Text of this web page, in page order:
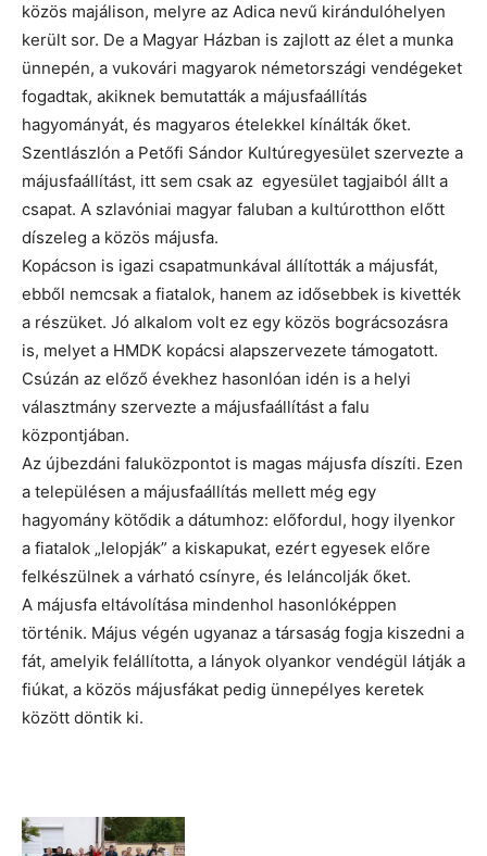
közös majálison, melyre az Adica nevű kirándulóhelyen
került sor. De a Magyar Házban is zajlott az élet a munka
ünnepén, a vukovári magyarok németországi vendégeket
fogadtak, akiknek bemutatták a májusfaállítás
hagyományát, és magyaros ételekkel kínálták őket.
Szentlászlón a Petőfi Sándor Kultúregyesület szervezte a
májusfaállítást, itt sem csak az egyesület tagjaiból állt a
csapat. A szlavóniai magyar faluban a kultúrotthon előtt
díszeleg a közös májusfa.
Kopácson is igazi csapatmunkával állították a májusfát,
ebből nemcsak a fiatalok, hanem az idősebbek is kivették
a részüket. Jó alkalom volt ez egy közös bográcsozásra
is, melyet a HMDK kopácsi alapszervezete támogatott.
Csúzán az előző évekhez hasonlóan idén is a helyi
választmány szervezte a májusfaállítást a falu
központjában.
Az újbezdáni faluközpontot is magas májusfa díszíti. Ezen
a településen a májusfaállítás mellett még egy
hagyomány kötődik a dátumhoz: előfordul, hogy ilyenkor
a fiatalok „lelopják” a kiskapukat, ezért egyesek előre
felkészülnek a várható csínyre, és leláncolják őket.
A májusfa eltávolítása mindenhol hasonlóképpen
történik. Május végén ugyanaz a társaság fogja kiszedni a
fát, amelyik felállította, a lányok olyankor vendégül látják a
fiúkat, a közös májusfákat pedig ünnepélyes keretek
között döntik ki.